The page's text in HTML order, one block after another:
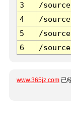
3 /
4
/
5
/
6
/
www.365jz.com 已